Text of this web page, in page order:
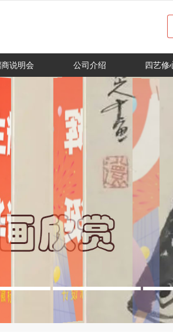
，推荐下载安装谷歌浏览器！
说明会 公司介绍 四艺修